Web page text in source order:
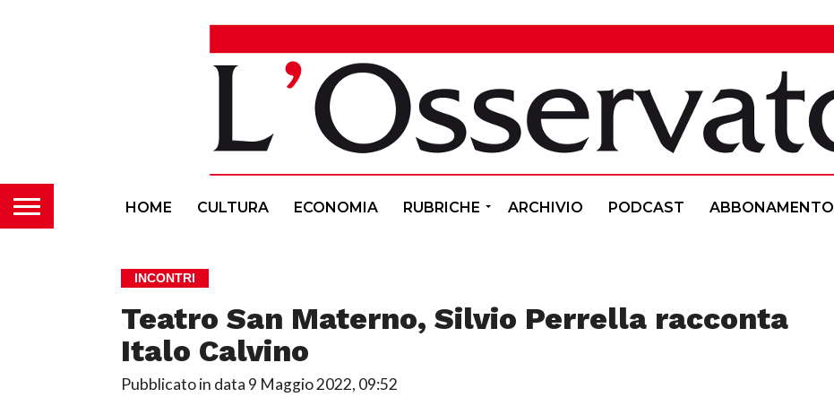
HOME CULTURA ECONOMIA RUBRICHE ARCHIVIO PODCAST ABBONAMENTO
INCONTRI
Teatro San Materno, Silvio Perrella racconta
Italo Calvino
Pubblicato in data 9 Maggio 2022, 09:52